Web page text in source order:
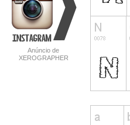
Anúncio de
XEROGRAPHER